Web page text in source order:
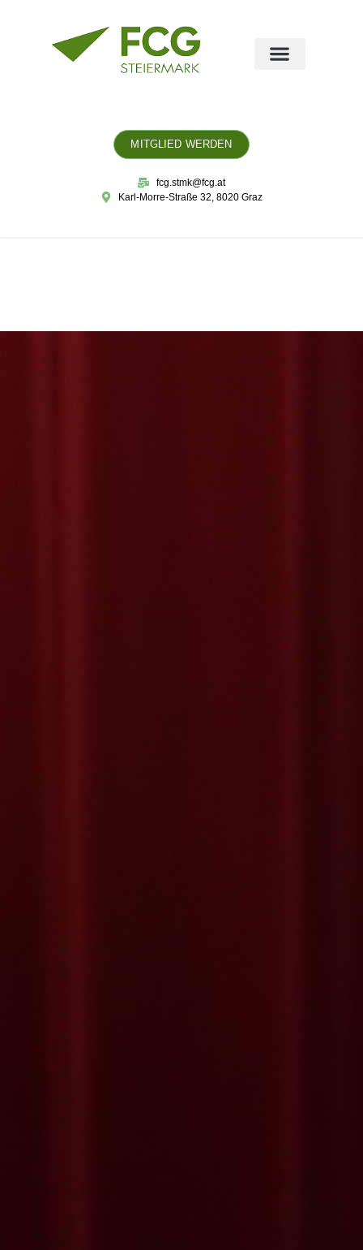
MITGLIED WERDEN
fcg.stmk@fcg.at
Karl-Morre-Straße 32, 8020 Graz